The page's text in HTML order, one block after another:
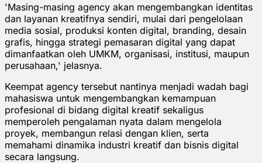
'Masing-masing agency akan mengembangkan identitas
dan layanan kreatifnya sendiri, mulai dari pengelolaan
media sosial, produksi konten digital, branding, desain
grafis, hingga strategi pemasaran digital yang dapat
dimanfaatkan oleh UMKM, organisasi, institusi, maupun
perusahaan,' jelasnya.
Keempat agency tersebut nantinya menjadi wadah bagi
mahasiswa untuk mengembangkan kemampuan
profesional di bidang digital kreatif sekaligus
memperoleh pengalaman nyata dalam mengelola
proyek, membangun relasi dengan klien, serta
memahami dinamika industri kreatif dan bisnis digital
secara langsung.